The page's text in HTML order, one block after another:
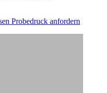
Probedruck anfordern